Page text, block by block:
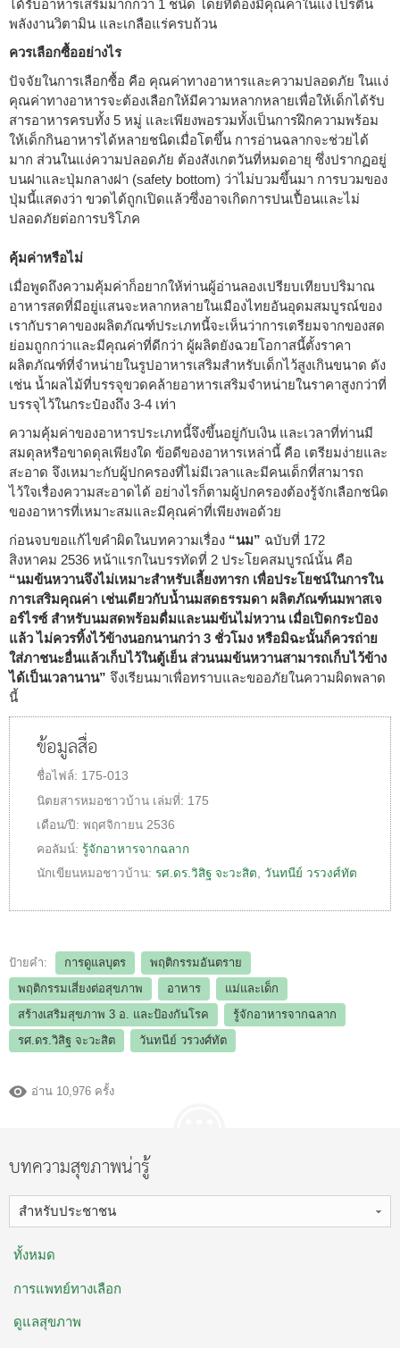
ได้รับอาหารเสริมมากกว่า 1 ชนิด โดยที่ต้องมีคุณค่าในแง่โปรตีน
พลังงานวิตามิน และเกลือแร่ครบถ้วน
ควรเลือกซื้ออย่างไร
ปัจจัยในการเลือกซื้อ คือ คุณค่าทางอาหารและความปลอดภัย ในแง่
คุณค่าทางอาหารจะต้องเลือกให้มีความหลากหลายเพื่อให้เด็กได้รับ
สารอาหารครบทั้ง 5 หมู่ และเพียงพอรวมทั้งเป็นการฝึกความพร้อม
ให้เด็กกินอาหารได้หลายชนิดเมื่อโตขึ้น การอ่านฉลากจะช่วยได้
มาก ส่วนในแง่ความปลอดภัย ต้องสังเกตวันที่หมดอายุ ซึ่งปรากฏอยู่
บนฝาและปุ่มกลางฝา (safety bottom) ว่าไม่บวมขึ้นมา การบวมของ
ปุ่มนี้แสดงว่า ขวดได้ถูกเปิดแล้วซึ่งอาจเกิดการปนเปื้อนและไม่
ปลอดภัยต่อการบริโภค
คุ้มค่าหรือไม่
เมื่อพูดถึงความคุ้มค่าก็อยากให้ท่านผู้อ่านลองเปรียบเทียบปริมาณ
อาหารสดที่มีอยู่แสนจะหลากหลายในเมืองไทยอันอุดมสมบูรณ์ของ
เรากับราคาของผลิตภัณฑ์ประเภทนี้จะเห็นว่าการเตรียมจากของสด
ย่อมถูกกว่าและมีคุณค่าที่ดีกว่า ผู้ผลิตยังฉวยโอกาสนี้ตั้งราคา
ผลิตภัณฑ์ที่จำหน่ายในรูปอาหารเสริมสำหรับเด็กไว้สูงเกินขนาด ดัง
เช่น น้ำผลไม้ที่บรรจุขวดคล้ายอาหารเสริมจำหน่ายในราคาสูงกว่าที่
บรรจุไว้ในกระป๋องถึง 3-4 เท่า
ความคุ้มค่าของอาหารประเภทนี้จึงขึ้นอยู่กับเงิน และเวลาที่ท่านมี
สมดุลหรือขาดดุลเพียงใด ข้อดีของอาหารเหล่านี้ คือ เตรียมง่ายและ
สะอาด จึงเหมาะกับผู้ปกครองที่ไม่มีเวลาและมีคนเด็กที่สามารถ
ไว้ใจเรื่องความสะอาดได้ อย่างไรก็ตามผู้ปกครองต้องรู้จักเลือกชนิด
ของอาหารที่เหมาะสมและมีคุณค่าที่เพียงพอด้วย
ก่อนจบขอแก้ไขคำผิดในบทความเรื่อง “นม” ฉบับที่ 172
สิงหาคม 2536 หน้าแรกในบรรทัดที่ 2 ประโยคสมบูรณ์นั้น คือ
“นมข้นหวานจึงไม่เหมาะสำหรับเลี้ยงทารก เพื่อประโยชน์ในการใน
การเสริมคุณค่า เช่นเดียวกับน้ำนมสดธรรมดา ผลิตภัณฑ์นมพาสเจ
อร์ไรซ์ สำหรับนมสดพร้อมดื่มและนมข้นไม่หวาน เมื่อเปิดกระป๋อง
แล้ว ไม่ควรทิ้งไว้ข้างนอกนานกว่า 3 ชั่วโมง หรือมิฉะนั้นก็ควรถ่าย
ใส่ภาชนะอื่นแล้วเก็บไว้ในตู้เย็น ส่วนนมข้นหวานสามารถเก็บไว้ข้าง
ได้เป็นเวลานาน” จึงเรียนมาเพื่อทราบและขออภัยในความผิดพลาด
นี้
ข้อมูลสื่อ
ชื่อไฟล์: 175-013
นิตยสารหมอชาวบ้าน เล่มที่: 175
เดือน/ปี: พฤศจิกายน 2536
คอลัมน์: รู้จักอาหารจากฉลาก
นักเขียนหมอชาวบ้าน: รศ.ดร.วิสิฐ จะวะสิต วันทนีย์ วรวงศ์ทัต
ป้ายคำ: การดูแลบุตร
พฤติกรรมอันตราย
พฤติกรรมเสี่ยงต่อสุขภาพ
อาหาร
แม่และเด็ก
สร้างเสริมสุขภาพ 3 อ.​ และป้องกันโรค
รู้จักอาหารจากฉลาก
รศ.ดร.วิสิฐ จะวะสิต
วันทนีย์ วรวงศ์ทัต
อ่าน 10,976 ครั้ง
บทความสุขภาพน่ารู้
สำหรับประชาชน
ทั้งหมด
การแพทย์ทางเลือก
ดูแลสุขภาพ